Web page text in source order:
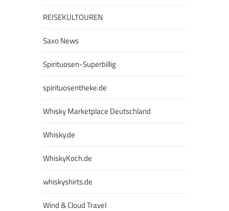
REISEKULTOUREN
Saxo News
Spirituosen-Superbillig
spirituosentheke.de
Whisky Marketplace Deutschland
Whisky.de
WhiskyKoch.de
whiskyshirts.de
Wind & Cloud Travel